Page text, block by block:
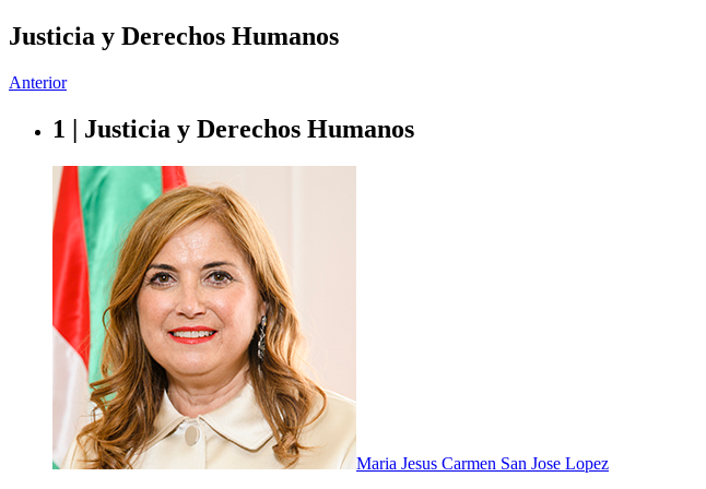
Justicia y Derechos Humanos
Anterior
1 | Justicia y Derechos Humanos
Maria Jesus Carmen San Jose Lopez